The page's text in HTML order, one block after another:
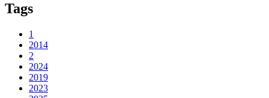
Tags
1
2014
2
2024
2019
2023